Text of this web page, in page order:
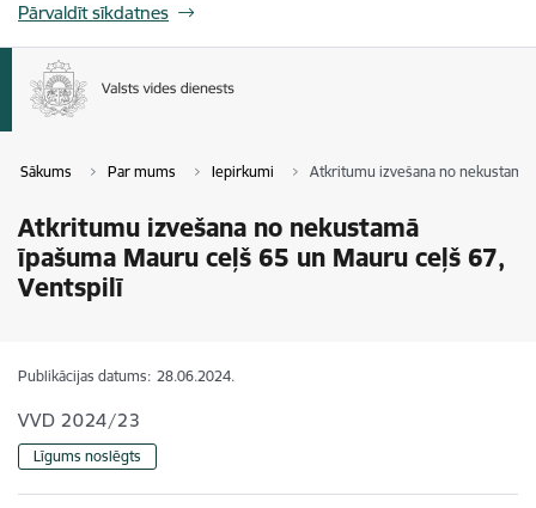
Pārvaldīt sīkdatnes
Sākums Par mums Iepirkumi Atkritumu izvešana no
Atkritumu izvešana no nekustamā
īpašuma Mauru ceļš 65 un Mauru ceļš 67,
Ventspilī
Publikācijas datums: 28.06.2024.
VVD 2024/23
Līgums noslēgts